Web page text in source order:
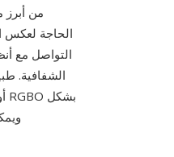
التواصل مع
الشفافية.